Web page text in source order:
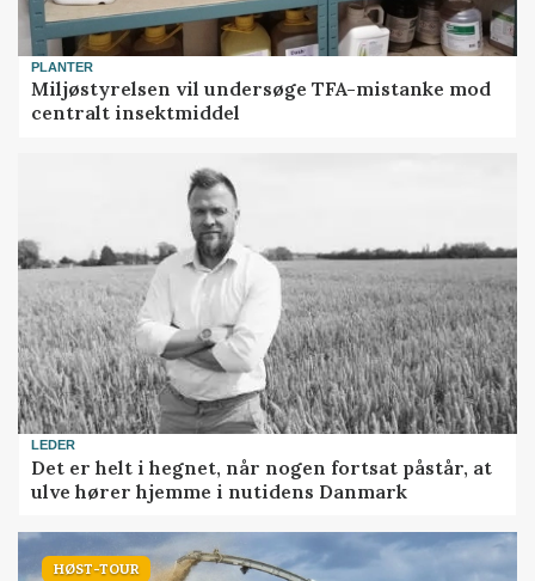
PLANTER
Miljøstyrelsen vil undersøge TFA-mistanke mod
centralt insektmiddel
LEDER
Det er helt i hegnet, når nogen fortsat påstår, at
ulve hører hjemme i nutidens Danmark
HØST-TOUR